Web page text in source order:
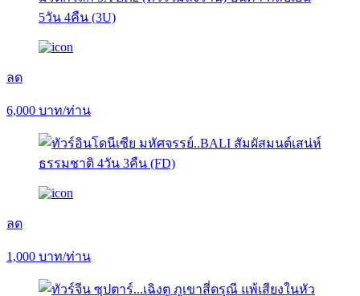
ลด
6,000 บาท/ท่าน
ลด
1,000 บาท/ท่าน